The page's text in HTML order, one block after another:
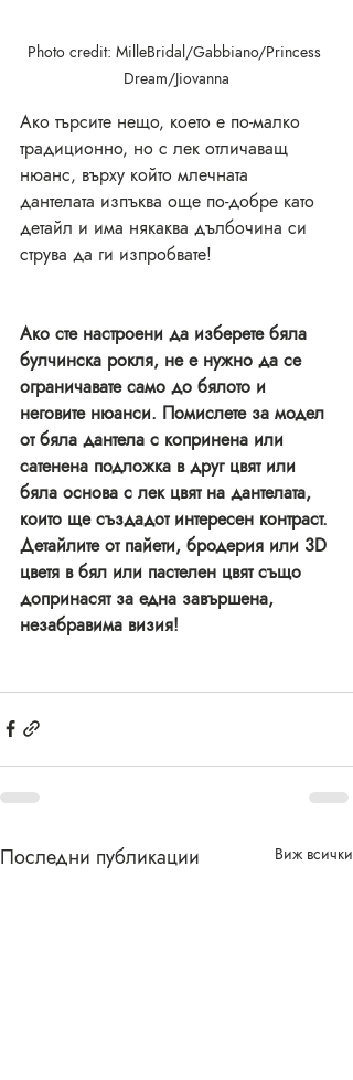
Photo credit: MilleBridal/Gabbiano/Princess
Dream/Jiovanna
Ако търсите нещо, което е по-малко
традиционно, но с лек отличаващ
нюанс, върху който млечната
дантелата изпъква още по-добре като
детайл и има някаква дълбочина си
струва да ги изпробвате!
Ако сте настроени да изберете бяла
булчинска рокля, не е нужно да се
ограничавате само до бялото и
неговите нюанси. Помислете за модел
от бяла дантела с копринена или
сатенена подложка в друг цвят или
бяла основа с лек цвят на дантелата,
които ще създадот интересен контраст.
Детайлите от пайети, бродерия или 3D
цветя в бял или пастелен цвят също
допринасят за една завършена,
незабравима визия!
Последни публикации Виж всички